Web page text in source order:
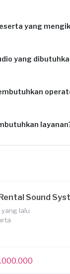
yang
yang
Sound
lalu